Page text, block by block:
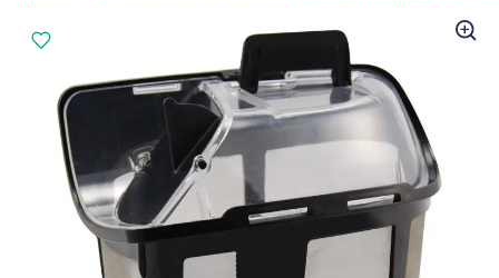
Medlemstilbud
Nyheter
Sommer ☀️
Best i test